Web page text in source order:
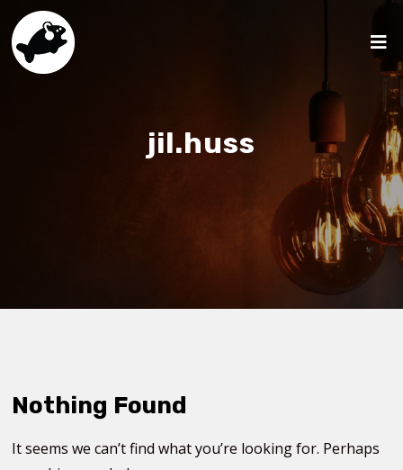
jil.huss
Nothing Found
It seems we can’t find what you’re looking for. Perhaps